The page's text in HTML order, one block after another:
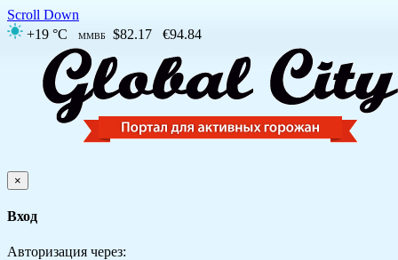
Scroll Down
+19 °C
ММВБ $82.17 €94.84
×
Вход
Авторизация через: